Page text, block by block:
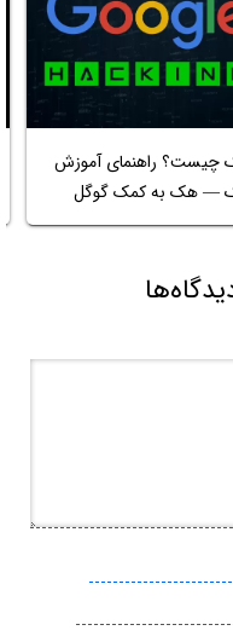
چیست؟ راهنمای آموزش
— هک به کمک گوگل